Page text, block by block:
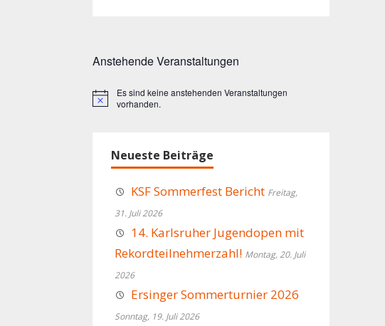
Anstehende Veranstaltungen
Hinweis
Es sind keine anstehenden Veranstaltungen
vorhanden.
Neueste Beiträge
KSF Sommerfest Bericht Freitag,
31. Juli 2026
14. Karlsruher Jugendopen mit
Rekordteilnehmerzahl! Montag, 20. Juli
2026
Ersinger Sommerturnier 2026
Sonntag, 19. Juli 2026